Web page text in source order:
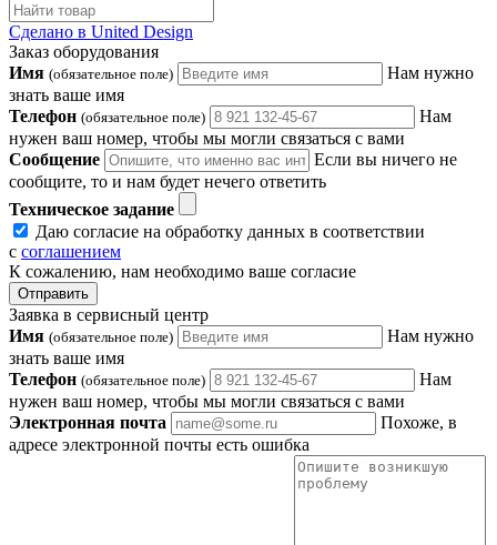
Сделано в United Design
Заказ оборудования
Имя (обязательное поле)
Нам нужно
знать ваше имя
Телефон (обязательное поле)
Нам
нужен ваш номер, чтобы мы могли связаться с вами
Сообщение
Если вы ничего не
сообщите, то и нам будет нечего ответить
Техническое задание
Даю согласие на обработку данных в соответствии
с соглашением
К сожалению, нам необходимо ваше согласие
Отправить
Заявка в сервисный центр
Имя (обязательное поле)
Нам нужно
знать ваше имя
Телефон (обязательное поле)
Нам
нужен ваш номер, чтобы мы могли связаться с вами
Электронная почта
Похоже, в
адресе электронной почты есть ошибка